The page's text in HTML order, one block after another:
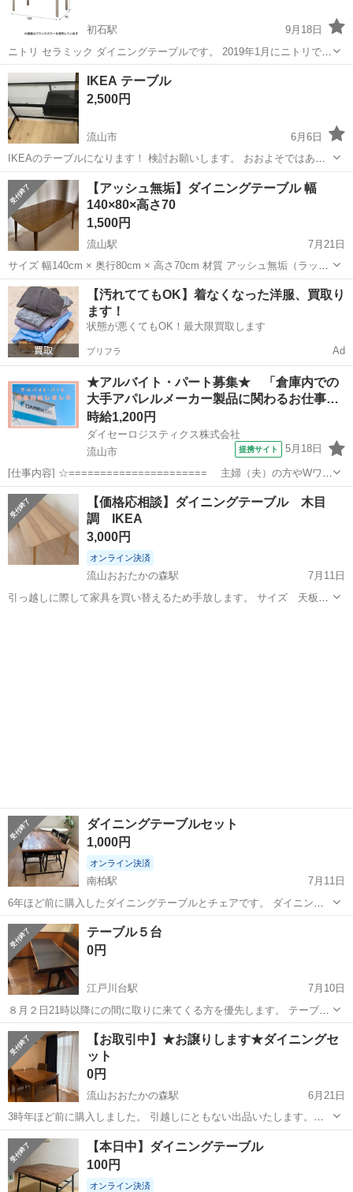
初石駅
9月18日
ニトリ セラミック ダイニングテーブルです。 2019年1月にニトリで購
入しました。 脚はステンレスにヘアライン加工です。 掃除機や椅子が
当たった小傷は多少ありますのでご理解頂いた上でご購入ください。
子供も一緒に使用し...
千葉 流山市 テーブル
IKEA テーブル
2,500円
流山市
6月6日
IKEAのテーブルになります！ 検討お願いします。 おおよそではあり
ますが縦37cm 横96cm 高さ73cm です。
千葉 流山市 IKEA
【アッシュ無垢】ダイニングテーブル 幅
140×80×高さ70
1,500円
流山駅
7月21日
サイズ 幅140cm × 奥行80cm × 高さ70cm 材質 アッシュ無垢（ラッカ
ー塗装） 2019年に購入し、7年弱使用しました。 ※天板はできる限り
清掃済みです。 使用に伴う傷や汚れがあり、汚れやペン跡が一部残
っ...
千葉 流山市 流山駅 テーブル
【汚れててもOK】着なくなった洋服、買取り
ます！
状態が悪くてもOK！最大限買取します
プリフラ Ad
★アルバイト・パート募集★ 「倉庫内での
大手アパレルメーカー製品に関わるお仕事…
時給1,200円
ダイセーロジスティクス株式会社
流山市
提携サイト 5月18日
[仕事内容] ☆====================== 主婦（夫）の方やWワー
クの方も働きやすい！ 週3日から勤務可能！扶養内勤務可能！ ＼
未経験者の方大歓迎／ =======================☆ ...
千葉 流山市 仕分け
【価格応相談】ダイニングテーブル 木目
調 IKEA
3,000円
オンライン決済
流山おおたかの森駅
7月11日
引っ越しに際して家具を買い替えるため手放します。 サイズ 天板
ダイニングテーブルセット
1,000円
オンライン決済
南柏駅
7月11日
6年ほど前に購入したダイニングテーブルとチェアです。 ダイニング
テーブル買い替えのため出品します。 ⭐︎ダイニングテーブル ノットア
ンティークス BRERA TABLE ブレラテーブル 1480サイズ：
W1480×D820...
千葉 流山市 南柏駅 テーブル
テーブル５台
0円
江戸川台駅
7月10日
８月２日21時以降にの間に取りに来てくる方を優先します。 テーブル
75センチ×75センチ、2台テーブル よろしくおねがいします。
千葉 流山市 江戸川台駅 テーブル
【お取引中】★お譲りします★ダイニングセ
ット
0円
流山おおたかの森駅
6月21日
3時年ほど前に購入しました。 引越しにともない出品いたします。
6/22〜6/26までにお引き取りいただける方を優先させていただきま
す。 テーブル：ニトリ（幅120cm×奥行78cm） チェア：LOWYA テー
ブルは一...
千葉 流山市 流山おおたかの森駅 テーブル
【本日中】ダイニングテーブル
100円
オンライン決済